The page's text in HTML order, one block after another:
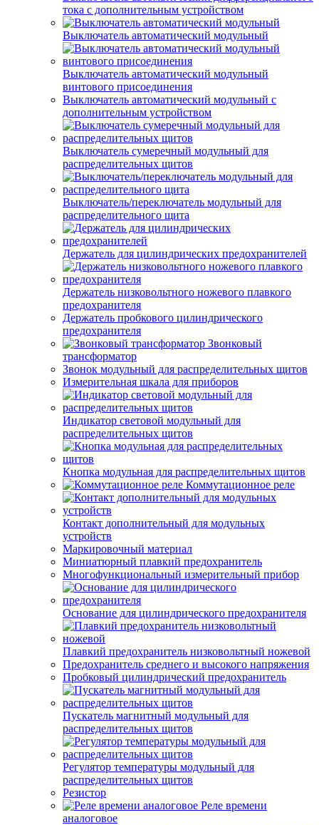
тока с дополнительным устройством
Выключатель автоматический модульный
Выключатель автоматический модульный
винтового присоединения
Выключатель автоматический модульный с
дополнительным устройством
Выключатель сумеречный модульный для
распределительных щитов
Выключатель/переключатель модульный для
распределительного щита
Держатель для цилиндрических предохранителей
Держатель низковольтного ножевого плавкого
предохранителя
Держатель пробкового цилиндрического
предохранителя
Звонковый
трансформатор
Звонок модульный для распределительных щитов
Измерительная шкала для приборов
Индикатор световой модульный для
распределительных щитов
Кнопка модульная для распределительных щитов
Коммутационное реле
Контакт дополнительный для модульных
устройств
Маркировочный материал
Миниатюрный плавкий предохранитель
Многофункциональный измерительный прибор
Основание для цилиндрического предохранителя
Плавкий предохранитель низковольтный ножевой
Предохранитель среднего и высокого напряжения
Пробковый цилиндрический предохранитель
Пускатель магнитный модульный для
распределительных щитов
Регулятор температуры модульный для
распределительных щитов
Резистор
Реле времени
аналоговое